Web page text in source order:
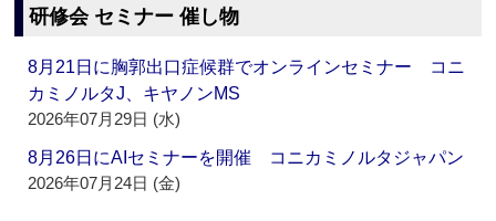
研修会 セミナー 催し物
8月21日に胸郭出口症候群でオンラインセミナー コニ
カミノルタJ、キヤノンMS
2026年07月29日 (水)
8月26日にAIセミナーを開催 コニカミノルタジャパン
2026年07月24日 (金)